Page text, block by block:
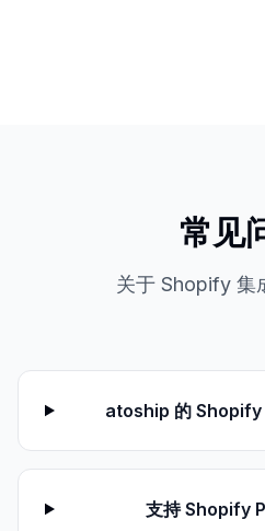
常见
关于 Shopify 集
atoship 的 Shopify
支持 Shopify